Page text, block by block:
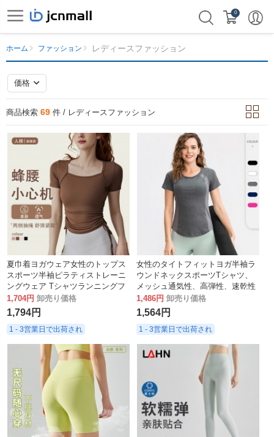
0
ホーム ファッション レディースファッション
価格
商品検索 69 件 / レディースファッション
夏巾着ヨガウェア女性のトップス
スポーツ半袖ピラティストレーニ
ングウェア Tシャツランニングフ
ィットネスセクシーなカバーアッ
プ
1,704円 卸売り価格
1,794円
1 - 3営業日で出荷され
女性のタイトフィットヨガ半袖ラ
ウンドネックスポーツTシャツ、
メッシュ通気性、高弾性、速乾性
ランニングフィットネスウェア
1,486円 卸売り価格
1,564円
1 - 3営業日で出荷され